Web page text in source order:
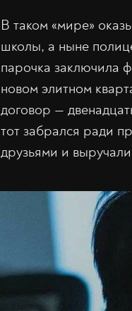
В таком «мире»
школы, а ныне
парочка заключила
новом элитном
договор —
тот забрался ради
друзьями и